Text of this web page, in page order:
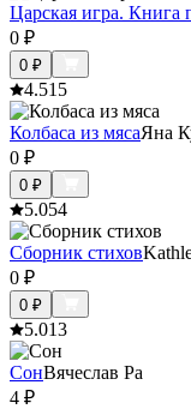
Царская игра. Книга
0 ₽
0 ₽
4.515
Колбаса из мясаЯна
0 ₽
0 ₽
5.054
Сборник стихов
0 ₽
0 ₽
5.013
СонВячеслав Ра
4 ₽